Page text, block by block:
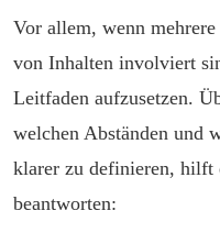
Vor allem, wenn
von Inhalten involviert
Leitfaden aufzusetzen.
welchen Abständen und
klarer zu definieren, hilft
beantworten: